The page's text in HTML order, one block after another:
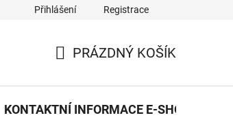
OBCHODNÍ PODMÍNKY
Přihlášení Registrace
KOŠÍK
PRÁZDNÝ KOŠÍK
KONTAKTNÍ INFORMACE E-SHOPU